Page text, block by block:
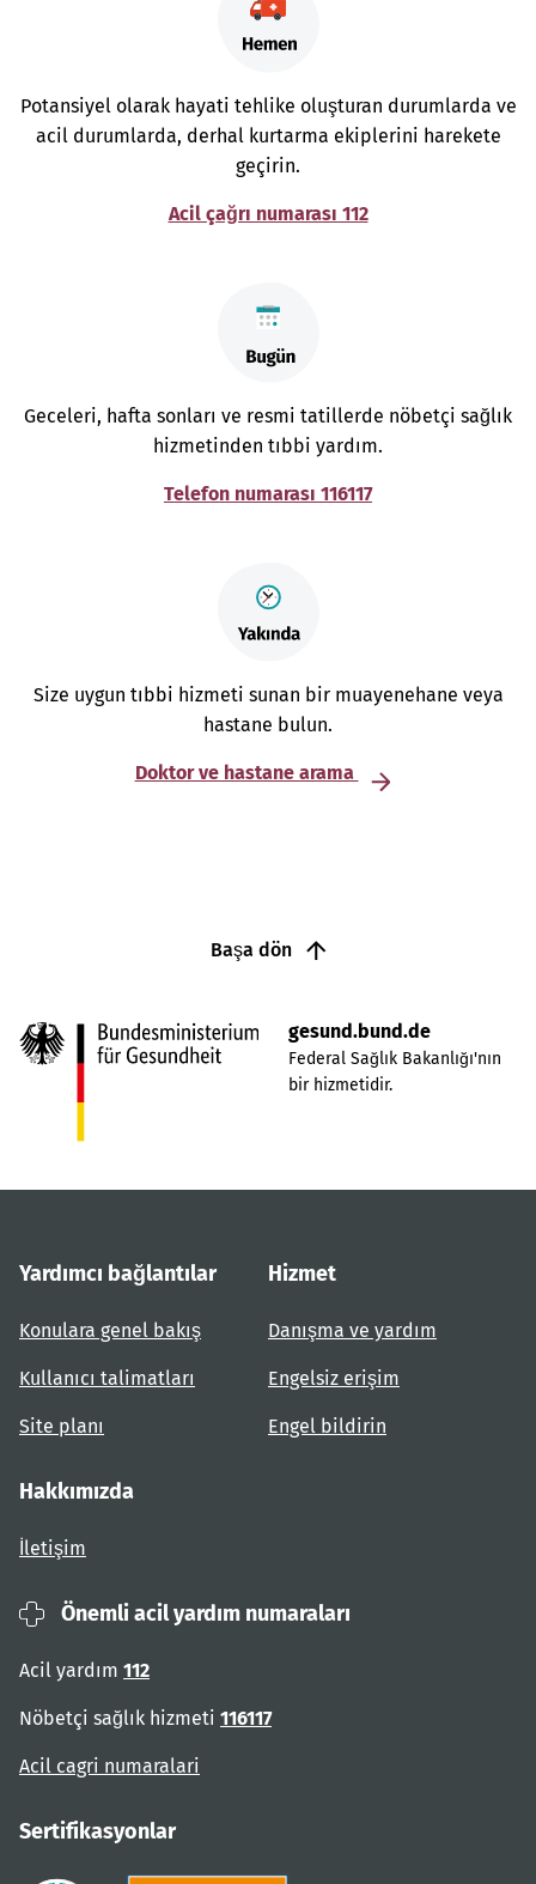
Potansiyel olarak hayati tehlike oluşturan durumlarda ve
acil durumlarda, derhal kurtarma ekiplerini harekete
geçirin.
Acil çağrı numarası 112
Geceleri, hafta sonları ve resmi tatillerde nöbetçi sağlık
hizmetinden tıbbi yardım.
Telefon numarası 116117
Size uygun tıbbi hizmeti sunan bir muayenehane veya
hastane bulun.
Doktor ve hastane arama
Başa dön
gesund.bund.de
Federal Sağlık Bakanlığı'nın
bir hizmetidir.
Yardımcı bağlantılar
Konulara genel bakış
Kullanıcı talimatları
Site planı
Hizmet
Danışma ve yardım
Engelsiz erişim
Engel bildirin
Hakkımızda
İletişim
Önemli acil yardım numaraları
Acil yardım 112
Nöbetçi sağlık hizmeti 116117
Acil cagri numaralari
Sertifikasyonlar